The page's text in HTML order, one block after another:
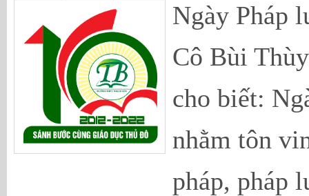
Ngày Pháp
Cô Bùi
cho biết:
nhằm tôn
pháp, pháp